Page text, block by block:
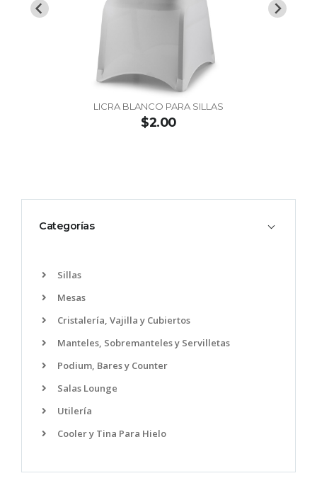
LICRA BLANCO PARA SILLAS
$2.00
Categorías
Sillas
Mesas
Cristalería, Vajilla y Cubiertos
Manteles, Sobremanteles y Servilletas
Podium, Bares y Counter
Salas Lounge
Utilería
Cooler y Tina Para Hielo